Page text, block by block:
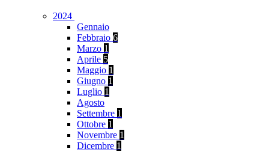
2024
Gennaio
Febbraio 6
Marzo 1
Aprile 5
Maggio 1
Giugno 1
Luglio 1
Agosto
Settembre 1
Ottobre 1
Novembre 1
Dicembre 1